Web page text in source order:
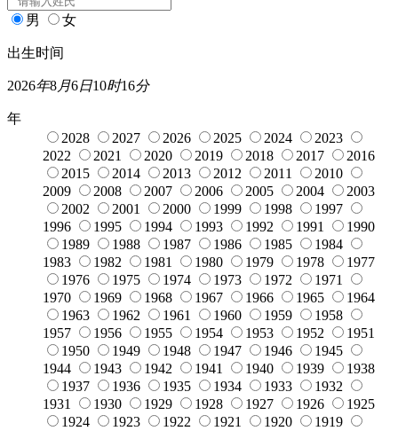
男 女
出生时间
2026年8月6日10时16分
年
2028
2027 2026 2025 2024
2023
2022
2021 2020 2019 2018 2017
2016
2015
2014 2013 2012 2011
2010
2009
2008 2007 2006 2005 2004
2003
2002
2001 2000 1999 1998
1997
1996
1995 1994 1993 1992 1991
1990
1989
1988 1987 1986 1985
1984
1983
1982 1981 1980 1979 1978
1977
1976
1975 1974 1973 1972
1971
1970
1969 1968 1967 1966 1965
1964
1963
1962 1961 1960 1959
1958
1957
1956 1955 1954 1953 1952
1951
1950
1949 1948 1947 1946
1945
1944
1943 1942 1941 1940 1939
1938
1937
1936 1935 1934 1933
1932
1931
1930 1929 1928 1927 1926
1925
1924
1923 1922 1921 1920
1919